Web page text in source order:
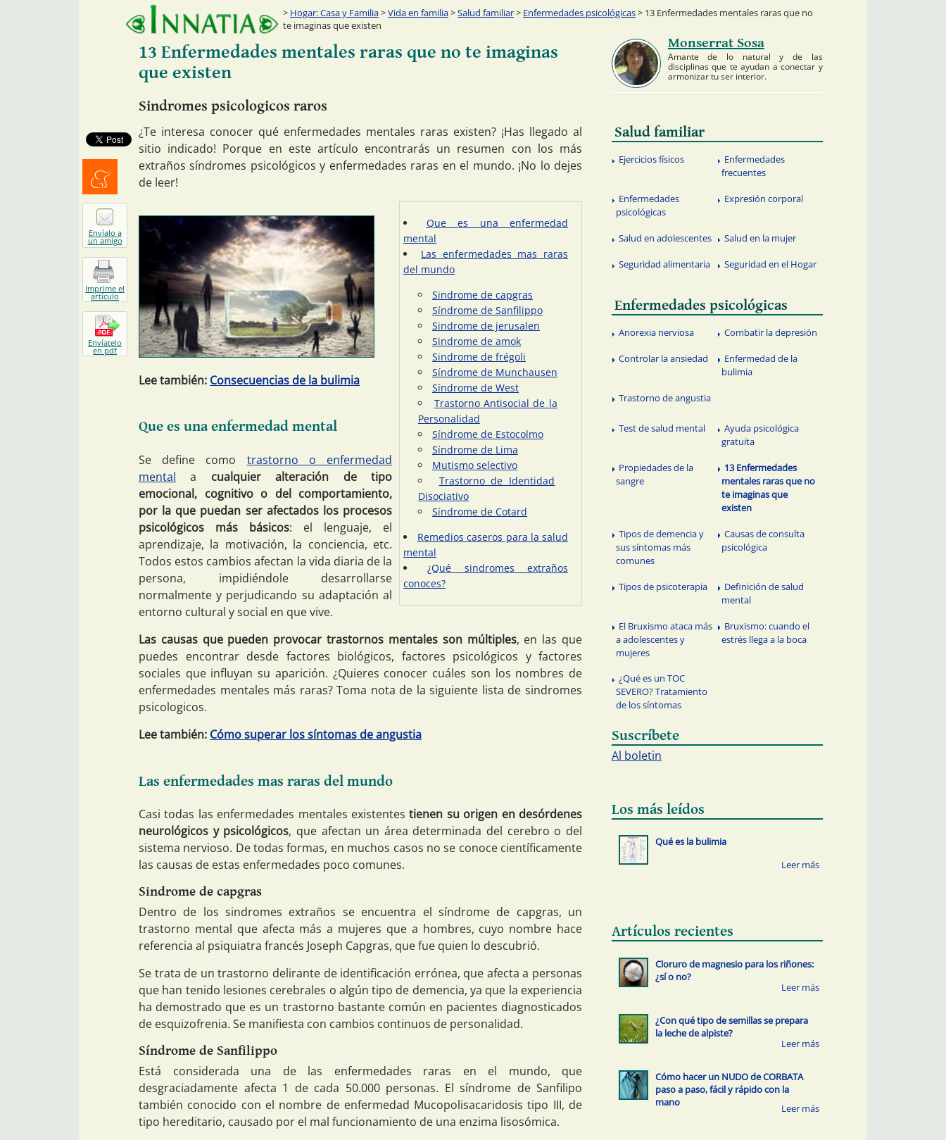
Hogar: Casa y Familia>Vida en familia>Salud familiar> Enfermedades psicológicas> 13 Enfermedades mentales raras que no
te imaginas que existen
13 Enfermedades mentales raras que no te imaginas
que existen
Sindromes psicologicos raros
¿Te interesa conocer qué enfermedades mentales raras existen? ¡Has llegado al
sitio indicado! Porque en este artículo encontrarás un resumen con los más
extraños síndromes psicológicos y enfermedades raras en el mundo. ¡No lo dejes
de leer!
Que es una enfermedad
mental
Las enfermedades mas raras
del mundo
Sindrome de capgras
Síndrome de Sanfilippo
Sindrome de jerusalen
Sindrome de amok
Sindrome de frégoli
Síndrome de Munchausen
Síndrome de West
Trastorno Antisocial de la
Personalidad
Síndrome de Estocolmo
Síndrome de Lima
Mutismo selectivo
Trastorno de Identidad
Disociativo
Síndrome de Cotard
Remedios caseros para la salud
mental
¿Qué sindromes extraños
conoces?
Lee también: Consecuencias de la bulimia
Que es una enfermedad mental
Se define como trastorno o enfermedad
mental a cualquier alteración de tipo
emocional, cognitivo o del comportamiento,
por la que puedan ser afectados los procesos
psicológicos más básicos: el lenguaje, el
aprendizaje, la motivación, la conciencia, etc.
Todos estos cambios afectan la vida diaria de la
persona, impidiéndole desarrollarse
normalmente y perjudicando su adaptación al
entorno cultural y social en que vive.
Las causas que pueden provocar trastornos mentales son múltiples, en las que
puedes encontrar desde factores biológicos, factores psicológicos y factores
sociales que influyan su aparición. ¿Quieres conocer cuáles son los nombres de
enfermedades mentales más raras? Toma nota de la siguiente lista de sindromes
psicologicos.
Lee también: Cómo superar los síntomas de angustia
Las enfermedades mas raras del mundo
Casi todas las enfermedades mentales existentestienen su origen en desórdenes
neurológicos y psicológicos, que afectan un área determinada del cerebro o del
sistema nervioso. De todas formas, en muchos casos no se conoce científicamente
las causas de estas enfermedades poco comunes.
Sindrome de capgras
Dentro de los sindromes extraños se encuentra el síndrome de capgras, un
trastorno mental que afecta más a mujeres que a hombres, cuyo nombre hace
referencia al psiquiatra francés Joseph Capgras, que fue quien lo descubrió.
Se trata de un trastorno delirante de identificación errónea, que afecta a personas
que han tenido lesiones cerebrales o algún tipo de demencia, ya que la experiencia
ha demostrado que es un trastorno bastante común en pacientes diagnosticados
de esquizofrenia. Se manifiesta con cambios continuos de personalidad.
Síndrome de Sanfilippo
Está considerada una de las enfermedades raras en el mundo, que
desgraciadamente afecta 1 de cada 50.000 personas. El síndrome de Sanfilipo
también conocido con el nombre de enfermedad Mucopolisacaridosis tipo III, de
tipo hereditario, causado por el mal funcionamiento de una enzima lisosómica.
Monserrat Sosa
Amante de lo natural y de las
disciplinas que te ayudan a conectar y
armonizar tu ser interior.
Salud familiar
Ejercicios físicos
Enfermedades
frecuentes
Enfermedades
psicológicas
Expresión corporal
Salud en adolescentes Salud en la mujer
Seguridad alimentaria Seguridad en el Hogar
Enfermedades psicológicas
Anorexia nerviosa Combatir la depresión
Controlar la ansiedad
Enfermedad de la
bulimia
Trastorno de angustia
Test de salud mental
Ayuda psicológica
gratuita
Propiedades de la
sangre
13 Enfermedades
mentales raras que no
te imaginas que
existen
Tipos de demencia y
sus síntomas más
comunes
Causas de consulta
psicológica
Tipos de psicoterapia
Definición de salud
mental
El Bruxismo ataca más
a adolescentes y
mujeres
Bruxismo: cuando el
estrés llega a la boca
¿Qué es un TOC
SEVERO? Tratamiento
de los síntomas
Suscríbete
Al boletin
Los más leídos
Qué es la bulimia
Artículos recientes
Cloruro de magnesio para los riñones:
¿sí o no?
¿Con qué tipo de semillas se prepara
la leche de alpiste?
Cómo hacer un NUDO de CORBATA
paso a paso, fácil y rápido con la
mano
Menéalo
Envíalo a
un amigo
Imprime el
artículo
Envíatelo
en pdf